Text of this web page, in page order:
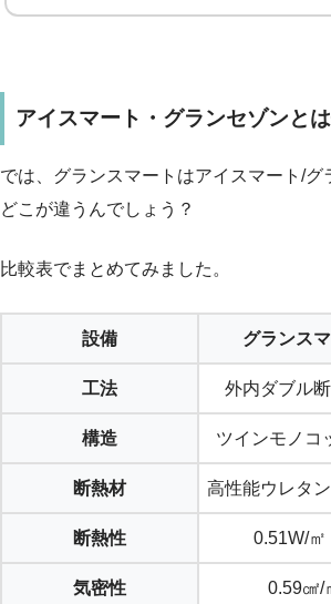
アイスマート・グランセゾンと
では、グランスマートはアイスマート/グ
どこが違うんでしょう？
比較表でまとめてみました。
設備 グランス
工法 外内ダブル
構造 ツインモノコ
断熱材 高性能ウレタ
断熱性 0.51W/㎡
気密性 0.59㎠/